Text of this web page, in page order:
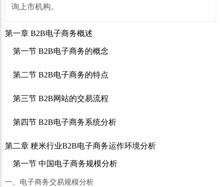
询上市机构。
第一章 B2B电子商务概述
第一节 B2B电子商务的概念
第二节 B2B电子商务的特点
第三节 B2B网站的交易流程
第四节 B2B电子商务系统分析
第二章 粳米行业B2B电子商务运作环境分析
第一节 中国电子商务规模分析
一、电子商务交易规模分析